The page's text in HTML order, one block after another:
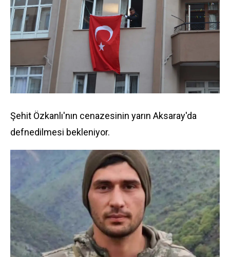
Şehit Özkanlı'nın cenazesinin yarın Aksaray'da
defnedilmesi bekleniyor.